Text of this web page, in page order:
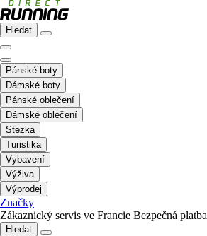
Hledat
Pánské boty
Dámské boty
Pánské oblečení
Dámské oblečení
Stezka
Turistika
Vybavení
Výživa
Výprodej
Značky
Zákaznický servis ve Francie Bezpečná platba
Hledat